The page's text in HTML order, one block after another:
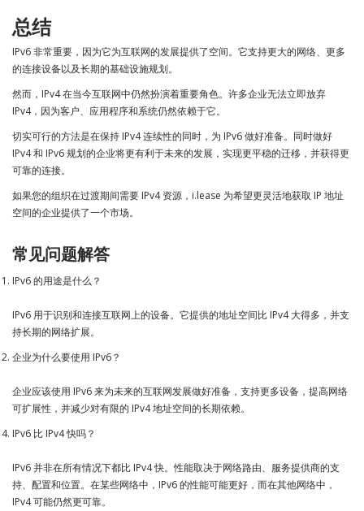
总结
IPv6 非常重要，因为它为互联网的发展提供了空间。它支持更大的网络、更多
的连接设备以及长期的基础设施规划。
然而，IPv4 在当今互联网中仍然扮演着重要角色。许多企业无法立即放弃
IPv4，因为客户、应用程序和系统仍然依赖于它。
切实可行的方法是在保持 IPv4 连续性的同时，为 IPv6 做好准备。同时做好
IPv4 和 IPv6 规划的企业将更有利于未来的发展，实现更平稳的迁移，并获得更
可靠的连接。
如果您的组织在过渡期间需要 IPv4 资源，i.lease 为希望更灵活地获取 IP 地址
空间的企业提供了一个市场。
常见问题解答
IPv6 的用途是什么？
IPv6 用于识别和连接互联网上的设备。它提供的地址空间比 IPv4 大得多，并支
持长期的网络扩展。
企业为什么要使用 IPv6？
企业应该使用 IPv6 来为未来的互联网发展做好准备，支持更多设备，提高网络
可扩展性，并减少对有限的 IPv4 地址空间的长期依赖。
IPv6 比 IPv4 快吗？
IPv6 并非在所有情况下都比 IPv4 快。性能取决于网络路由、服务提供商的支
持、配置和位置。在某些网络中，IPv6 的性能可能更好，而在其他网络中，
IPv4 可能仍然更可靠。